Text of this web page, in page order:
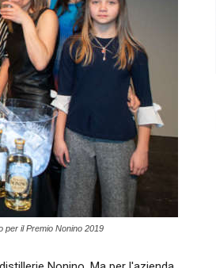
per il Premio Nonino 2019